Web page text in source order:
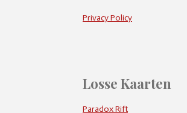
Privacy Policy
Losse Kaarten
Paradox Rift